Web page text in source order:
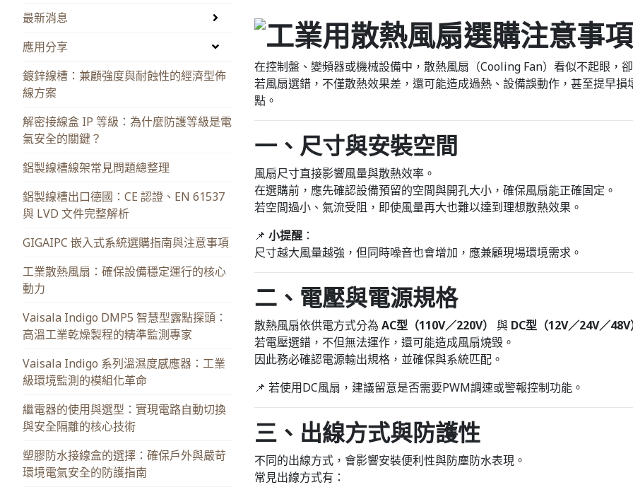
最新消息
應用分享
鍍鋅線槽：兼顧強度與耐蝕性的經濟型佈
線方案
解密接線盒 IP 等級：為什麼防護等級是電
氣安全的關鍵？
鋁製線槽線架常見問題總整理
鋁製線槽出口德國：CE 認證、EN 61537
與 LVD 文件完整解析
GIGAIPC 嵌入式系統選購指南與注意事項
工業散熱風扇：確保設備穩定運行的核心
動力
Vaisala Indigo DMP5 智慧型露點探頭：
高溫工業乾燥製程的精準監測專家
Vaisala Indigo 系列溫濕度感應器：工業
級環境監測的模組化革命
繼電器的使用與選型：實現電路自動切換
與安全隔離的核心技術
塑膠防水接線盒的選擇：確保戶外與嚴苛
環境電氣安全的防護指南
在控制盤、變頻器或機械設備中，散熱風扇（Cooling Fan）看似不起眼，
若風扇選錯，不僅散熱效果差，還可能造成過熱、設備誤動作，甚至提早
點。
一、尺寸與安裝空間
風扇尺寸直接影響風量與散熱效率。
在選購前，應先確認設備預留的空間與開孔大小，確保風扇能正確固定。
若空間過小、氣流受阻，即使風量再大也難以達到理想散熱效果。
📌 小提醒：
尺寸越大風量越強，但同時噪音也會增加，應兼顧現場環境需求。
二、電壓與電源規格
散熱風扇依供電方式分為 AC型（110V／220V） 與 DC型（12V／24V／48V
若電壓選錯，不但無法運作，還可能造成風扇燒毀。
因此務必確認電源輸出規格，並確保與系統匹配。
📌 若使用DC風扇，建議留意是否需要PWM調速或警報控制功能。
三、出線方式與防護性
不同的出線方式，會影響安裝便利性與防塵防水表現。
常見出線方式有：